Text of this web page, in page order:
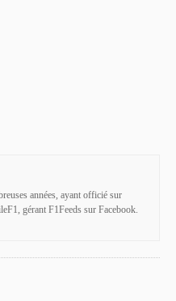
années, ayant officié sur
gérant F1Feeds sur Facebook.